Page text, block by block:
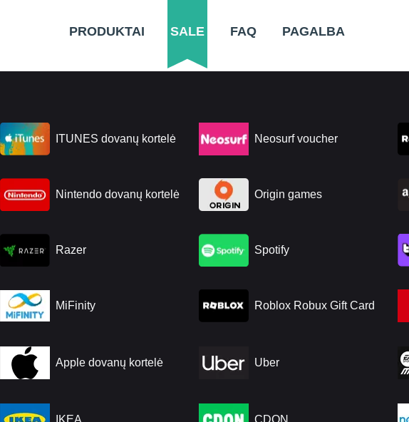
PRODUKTAI SALE FAQ PAGALBA
ITUNES dovanų kortelė Neosurf voucher
Nintendo dovanų kortelė Origin games
Razer Spotify
MiFinity Roblox Robux Gift Card
Apple dovanų kortelė Uber
IKEA CDON